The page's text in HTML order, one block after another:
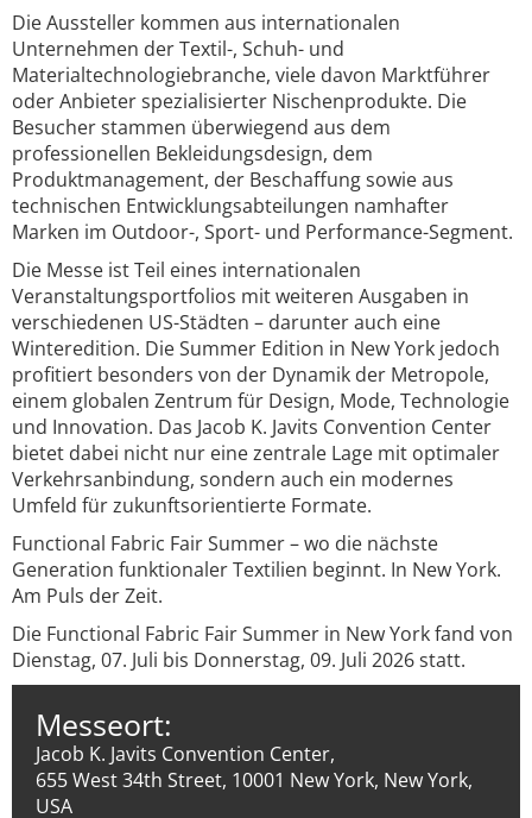
Die Aussteller kommen aus internationalen
Unternehmen der Textil-, Schuh- und
Materialtechnologiebranche, viele davon Marktführer
oder Anbieter spezialisierter Nischenprodukte. Die
Besucher stammen überwiegend aus dem
professionellen Bekleidungsdesign, dem
Produktmanagement, der Beschaffung sowie aus
technischen Entwicklungsabteilungen namhafter
Marken im Outdoor-, Sport- und Performance-Segment.
Die Messe ist Teil eines internationalen
Veranstaltungsportfolios mit weiteren Ausgaben in
verschiedenen US-Städten – darunter auch eine
Winteredition. Die Summer Edition in New York jedoch
profitiert besonders von der Dynamik der Metropole,
einem globalen Zentrum für Design, Mode, Technologie
und Innovation. Das Jacob K. Javits Convention Center
bietet dabei nicht nur eine zentrale Lage mit optimaler
Verkehrsanbindung, sondern auch ein modernes
Umfeld für zukunftsorientierte Formate.
Functional Fabric Fair Summer – wo die nächste
Generation funktionaler Textilien beginnt. In New York.
Am Puls der Zeit.
Die Functional Fabric Fair Summer in New York fand von
Dienstag, 07. Juli bis Donnerstag, 09. Juli 2026 statt.
Messeort:
Jacob K. Javits Convention Center,
655 West 34th Street, 10001 New York, New York,
USA